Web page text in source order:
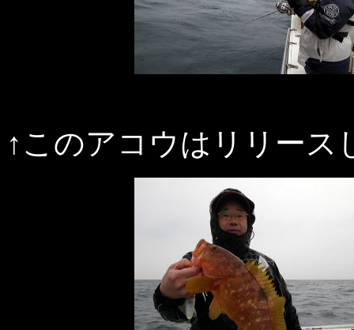
↑このアコウはリリース